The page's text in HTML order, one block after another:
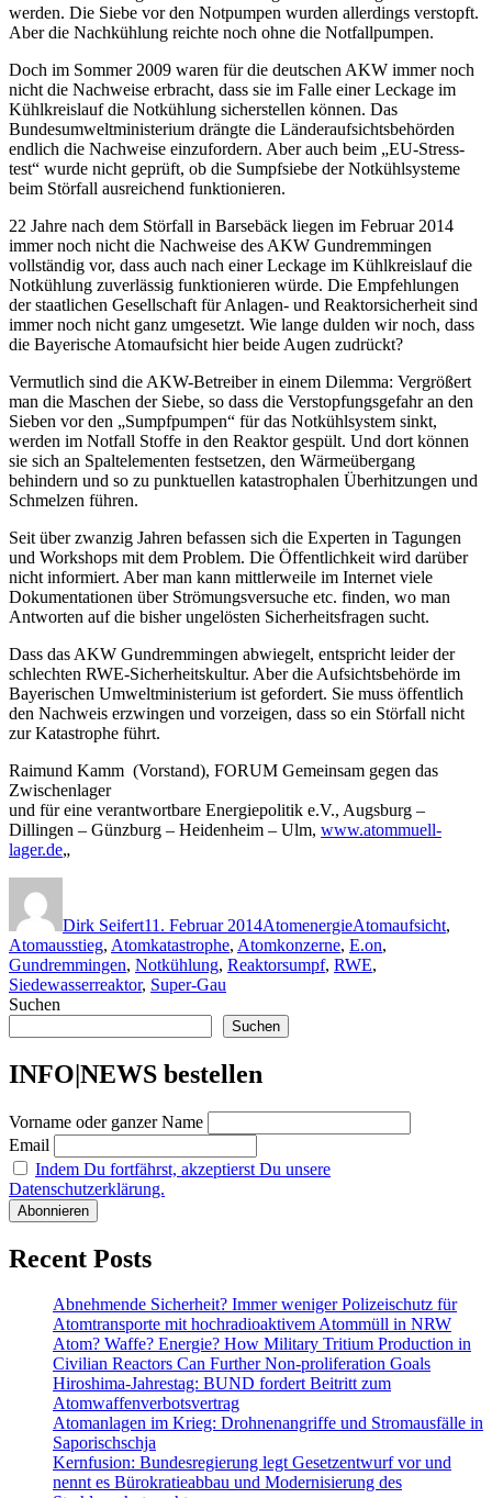
werden. Die Siebe vor den Notpumpen wurden allerdings verstopft.
Aber die Nachkühlung reichte noch ohne die Notfallpumpen.
Doch im Sommer 2009 waren für die deutschen AKW immer noch
nicht die Nachweise erbracht, dass sie im Falle einer Leckage im
Kühlkreislauf die Notkühlung sicherstellen können. Das
Bundesumweltministerium drängte die Länderaufsichtsbehörden
endlich die Nachweise einzufordern. Aber auch beim „EU-Stress­
test“ wurde nicht geprüft, ob die Sumpfsiebe der Notkühlsysteme
beim Störfall ausreichend funktionieren.
22 Jahre nach dem Störfall in Barsebäck liegen im Februar 2014
immer noch nicht die Nachweise des AKW Gundremmingen
vollständig vor, dass auch nach einer Leckage im Kühlkreislauf die
Notkühlung zuverlässig funktionieren würde. Die Empfehlungen
der staatlichen Gesellschaft für Anlagen- und Reaktorsicherheit sind
immer noch nicht ganz umgesetzt. Wie lange dulden wir noch, dass
die Bayerische Atomaufsicht hier beide Augen zudrückt?
Vermutlich sind die AKW-Betreiber in einem Dilemma: Vergrößert
man die Maschen der Siebe, so dass die Verstopfungsgefahr an den
Sieben vor den „Sumpfpumpen“ für das Notkühlsystem sinkt,
werden im Notfall Stoffe in den Reaktor gespült. Und dort können
sie sich an Spaltelementen festsetzen, den Wärmeübergang
behindern und so zu punktuellen katastrophalen Überhitzungen und
Schmelzen führen.
Seit über zwanzig Jahren befassen sich die Experten in Tagungen
und Workshops mit dem Problem. Die Öffentlichkeit wird darüber
nicht informiert. Aber man kann mittlerweile im Internet viele
Dokumentationen über Strömungsversuche etc. finden, wo man
Antworten auf die bisher ungelösten Sicherheitsfragen sucht.
Dass das AKW Gundremmingen abwiegelt, entspricht leider der
schlechten RWE-Sicherheitskultur. Aber die Aufsichtsbehörde im
Bayerischen Umweltministerium ist gefordert. Sie muss öffentlich
den Nachweis erzwingen und vorzeigen, dass so ein Störfall nicht
zur Katastrophe führt.
Raimund Kamm (Vorstand), FORUM Gemeinsam gegen das
Zwischenlager
und für eine verantwortbare Energiepolitik e.V., Augsburg –
Dillingen – Günzburg – Heidenheim – Ulm, www.atommuell-
lager.de„
Dirk Seifert11. Februar 2014AtomenergieAtomaufsicht,
Atomausstieg, Atomkatastrophe, Atomkonzerne, E.on,
Gundremmingen, Notkühlung, Reaktorsumpf, RWE,
Siedewasserreaktor, Super-Gau
Suchen
Suchen
INFO|NEWS bestellen
Vorname oder ganzer Name
Email
Indem Du fortfährst, akzeptierst Du unsere
Datenschutzerklärung.
Recent Posts
Abnehmende Sicherheit? Immer weniger Polizeischutz für
Atomtransporte mit hochradioaktivem Atommüll in NRW
Atom? Waffe? Energie? How Military Tritium Production in
Civilian Reactors Can Further Non-proliferation Goals
Hiroshima-Jahrestag: BUND fordert Beitritt zum
Atomwaffenverbotsvertrag
Atomanlagen im Krieg: Drohnenangriffe und Stromausfälle in
Saporischschja
Kernfusion: Bundesregierung legt Gesetzentwurf vor und
nennt es Bürokratieabbau und Modernisierung des